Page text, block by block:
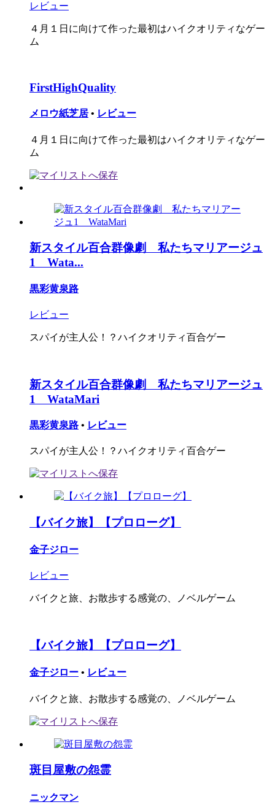
レビュー
４月１日に向けて作った最初はハイクオリティなゲー
ム
FirstHighQuality
メロウ紙芝居 • レビュー
４月１日に向けて作った最初はハイクオリティなゲー
ム
新スタイル百合群像劇 私たちマリアージュ
1 Wata...
黒彩黄泉路
レビュー
スパイが主人公！？ハイクオリティ百合ゲー
新スタイル百合群像劇 私たちマリアージュ
1 WataMari
黒彩黄泉路 • レビュー
スパイが主人公！？ハイクオリティ百合ゲー
【バイク旅】【プロローグ】
金子ジロー
レビュー
バイクと旅、お散歩する感覚の、ノベルゲーム
【バイク旅】【プロローグ】
金子ジロー • レビュー
バイクと旅、お散歩する感覚の、ノベルゲーム
斑目屋敷の怨霊
ニックマン